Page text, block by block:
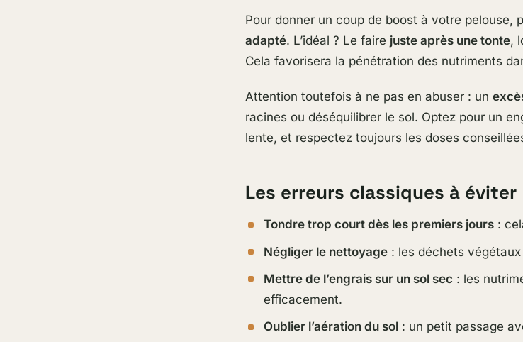
Pour donner un coup de boost à votre pelouse,
adapté. L’idéal ? Le faire juste après une tonte,
Cela favorisera la pénétration des nutriments
Attention toutefois à ne pas en abuser : un
racines ou déséquilibrer le sol. Optez pour un
lente, et respectez toujours les doses
Les erreurs classiques à éviter
Tondre trop court dès les premiers jours :
Négliger le nettoyage : les déchets
Mettre de l’engrais sur un sol sec : les
efficacement.
Oublier l’aération du sol : un petit passage